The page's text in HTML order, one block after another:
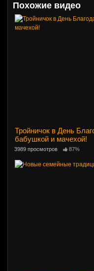
Похожие видео
Тройничок в День
бабушкой и мачехой!
3989 просмотров 87%